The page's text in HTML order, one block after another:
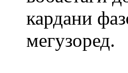
кардани
мегузоред.